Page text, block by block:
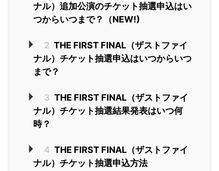
ナル）追加公演のチケット抽選申込はい
つからいつまで？（NEW!)
2 THE FIRST FINAL（ザストファイ
ナル）チケット抽選申込はいつからいつ
まで？
3 THE FIRST FINAL（ザストファイ
ナル）チケット抽選結果発表はいつ何
時？
4 THE FIRST FINAL（ザストファイ
ナル）チケット抽選申込方法